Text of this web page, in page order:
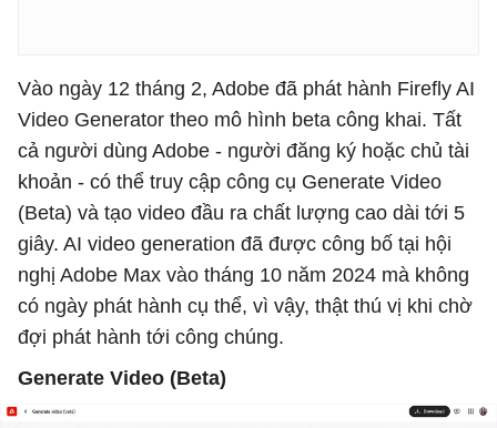
Vào ngày 12 tháng 2, Adobe đã phát hành Firefly AI
Video Generator theo mô hình beta công khai. Tất
cả người dùng Adobe - người đăng ký hoặc chủ tài
khoản - có thể truy cập công cụ Generate Video
(Beta) và tạo video đầu ra chất lượng cao dài tới 5
giây. AI video generation đã được công bố tại hội
nghị Adobe Max vào tháng 10 năm 2024 mà không
có ngày phát hành cụ thể, vì vậy, thật thú vị khi chờ
đợi phát hành tới công chúng.
Generate Video (Beta)